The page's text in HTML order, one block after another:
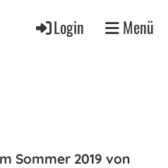
Login Menü
Sommer 2019 von